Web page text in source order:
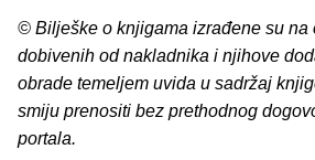
© Bilješke o knjigama izrađene su na
dobivenih od nakladnika i njihove
obrade temeljem uvida u sadržaj
smiju prenositi bez prethodnog
portala.